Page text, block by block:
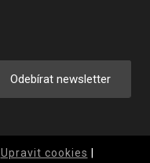
Odebírat newsletter
Upravit cookies